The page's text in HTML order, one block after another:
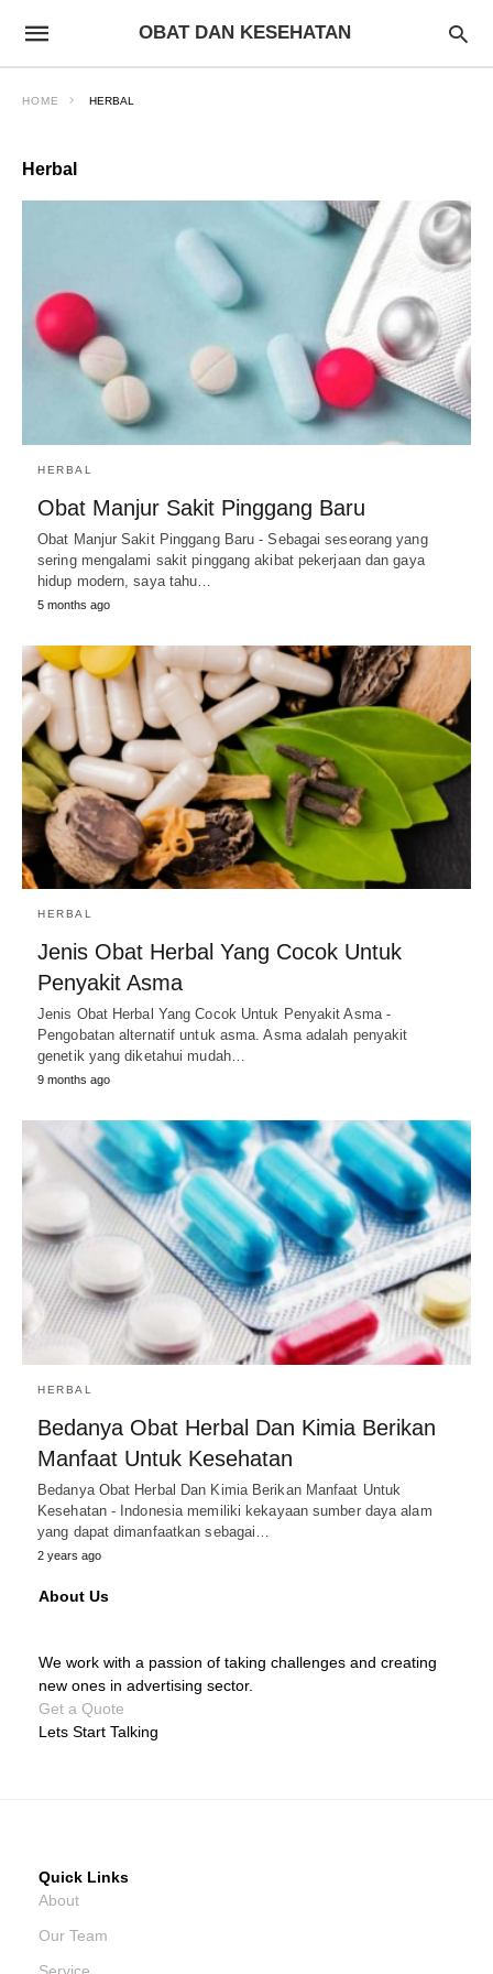
OBAT DAN KESEHATAN
HOME HERBAL
Herbal
HERBAL
Obat Manjur Sakit Pinggang Baru
Obat Manjur Sakit Pinggang Baru - Sebagai seseorang yang
sering mengalami sakit pinggang akibat pekerjaan dan gaya
hidup modern, saya tahu…
5 months ago
HERBAL
Jenis Obat Herbal Yang Cocok Untuk
Penyakit Asma
Jenis Obat Herbal Yang Cocok Untuk Penyakit Asma -
Pengobatan alternatif untuk asma. Asma adalah penyakit
genetik yang diketahui mudah…
9 months ago
HERBAL
Bedanya Obat Herbal Dan Kimia Berikan
Manfaat Untuk Kesehatan
Bedanya Obat Herbal Dan Kimia Berikan Manfaat Untuk
Kesehatan - Indonesia memiliki kekayaan sumber daya alam
yang dapat dimanfaatkan sebagai…
2 years ago
About Us
We work with a passion of taking challenges and creating
new ones in advertising sector.
Get a Quote
Lets Start Talking
Quick Links
About
Our Team